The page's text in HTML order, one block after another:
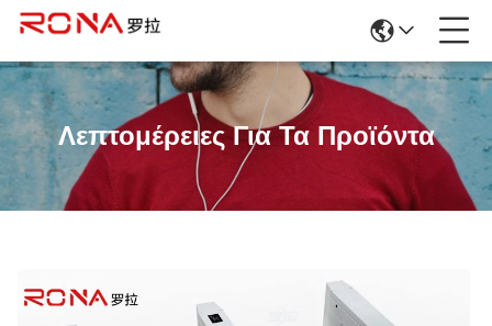
Λεπτομέρειες Για Τα Προϊόντα